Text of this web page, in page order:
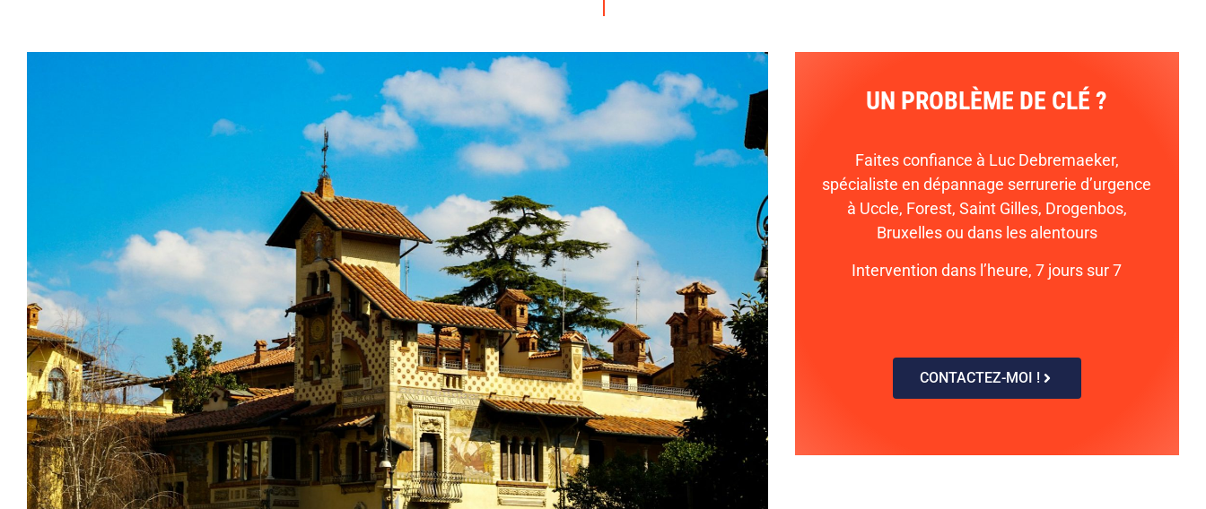
UN PROBLÈME DE CLÉ ?
Faites confiance à Luc Debremaeker,
spécialiste en dépannage serrurerie d’urgence
à Uccle, Forest, Saint Gilles, Drogenbos,
Bruxelles ou dans les alentours
Intervention dans l’heure, 7 jours sur 7
CONTACTEZ-MOI !